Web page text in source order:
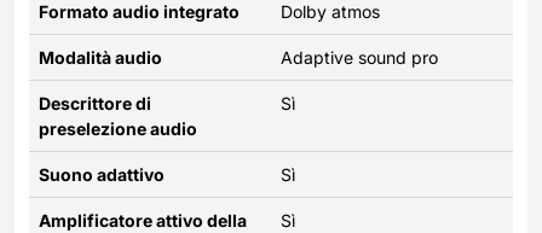
Formato audio integrato Dolby atmos
Modalità audio Adaptive sound pro
Descrittore di
preselezione audio
Sì
Suono adattivo Sì
Amplificatore attivo della
Sì